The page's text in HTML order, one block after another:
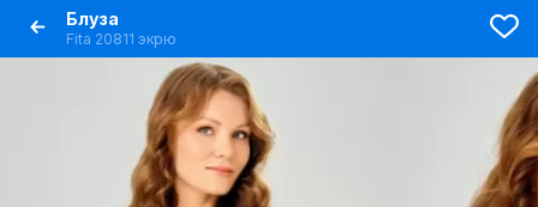
Блуза
Fita 20811 экрю